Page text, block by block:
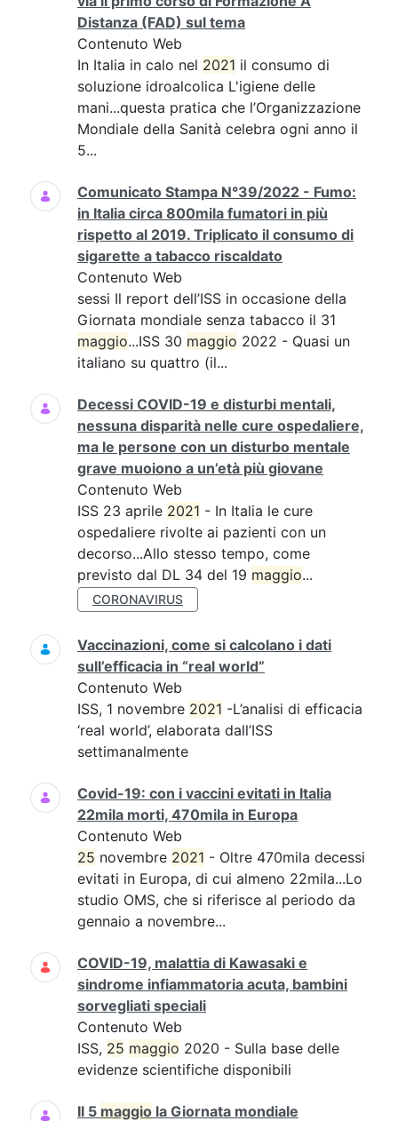
Distanza (FAD) sul tema
Contenuto Web
In Italia in calo nel 2021 il consumo di
soluzione idroalcolica L'igiene delle
mani...questa pratica che l’Organizzazione
Mondiale della Sanità celebra ogni anno il
5...
Comunicato Stampa N°39/2022 - Fumo:
in Italia circa 800mila fumatori in più
rispetto al 2019. Triplicato il consumo di
sigarette a tabacco riscaldato
Contenuto Web
sessi Il report dell’ISS in occasione della
Giornata mondiale senza tabacco il 31
maggio...ISS 30 maggio 2022 - Quasi un
italiano su quattro (il...
Decessi COVID-19 e disturbi mentali,
nessuna disparità nelle cure ospedaliere,
ma le persone con un disturbo mentale
grave muoiono a un’età più giovane
Contenuto Web
ISS 23 aprile 2021 - In Italia le cure
ospedaliere rivolte ai pazienti con un
decorso...Allo stesso tempo, come
previsto dal DL 34 del 19 maggio...
CORONAVIRUS
Vaccinazioni, come si calcolano i dati
sull’efficacia in “real world”
Contenuto Web
ISS, 1 novembre 2021 -L’analisi di efficacia
‘real world’, elaborata dall’ISS
settimanalmente
Covid-19: con i vaccini evitati in Italia
22mila morti, 470mila in Europa
Contenuto Web
25 novembre 2021 - Oltre 470mila decessi
evitati in Europa, di cui almeno 22mila...Lo
studio OMS, che si riferisce al periodo da
gennaio a novembre...
COVID-19, malattia di Kawasaki e
sindrome infiammatoria acuta, bambini
sorvegliati speciali
Contenuto Web
ISS, 25 maggio 2020 - Sulla base delle
evidenze scientifiche disponibili
Il 5 maggio la Giornata mondiale